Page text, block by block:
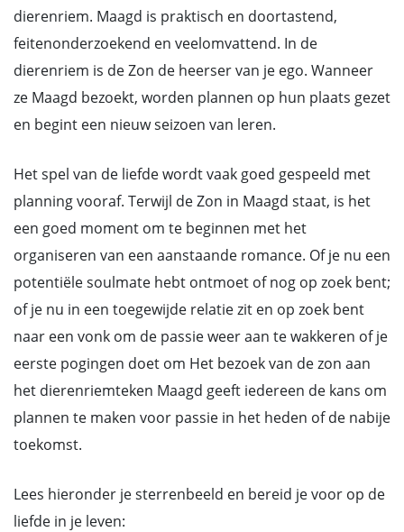
dierenriem. Maagd is praktisch en doortastend,
feitenonderzoekend en veelomvattend. In de
dierenriem is de Zon de heerser van je ego. Wanneer
ze Maagd bezoekt, worden plannen op hun plaats gezet
en begint een nieuw seizoen van leren.
Het spel van de liefde wordt vaak goed gespeeld met
planning vooraf. Terwijl de Zon in Maagd staat, is het
een goed moment om te beginnen met het
organiseren van een aanstaande romance. Of je nu een
potentiële soulmate hebt ontmoet of nog op zoek bent;
of je nu in een toegewijde relatie zit en op zoek bent
naar een vonk om de passie weer aan te wakkeren of je
eerste pogingen doet om Het bezoek van de zon aan
het dierenriemteken Maagd geeft iedereen de kans om
plannen te maken voor passie in het heden of de nabije
toekomst.
Lees hieronder je sterrenbeeld en bereid je voor op de
liefde in je leven: